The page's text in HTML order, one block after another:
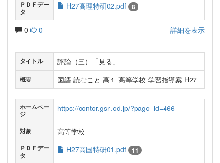
ＰＤＦデー
タ
H27高理特研02.pdf 8
0 0 詳細を表示
タイトル 評論（三）「見る」
概要 国語 読むこと 高１ 高等学校 学習指導案 H27
ホームペー
ジ
https://center.gsn.ed.jp/?page_id=466
対象 高等学校
ＰＤＦデー
タ
H27高国特研01.pdf 11